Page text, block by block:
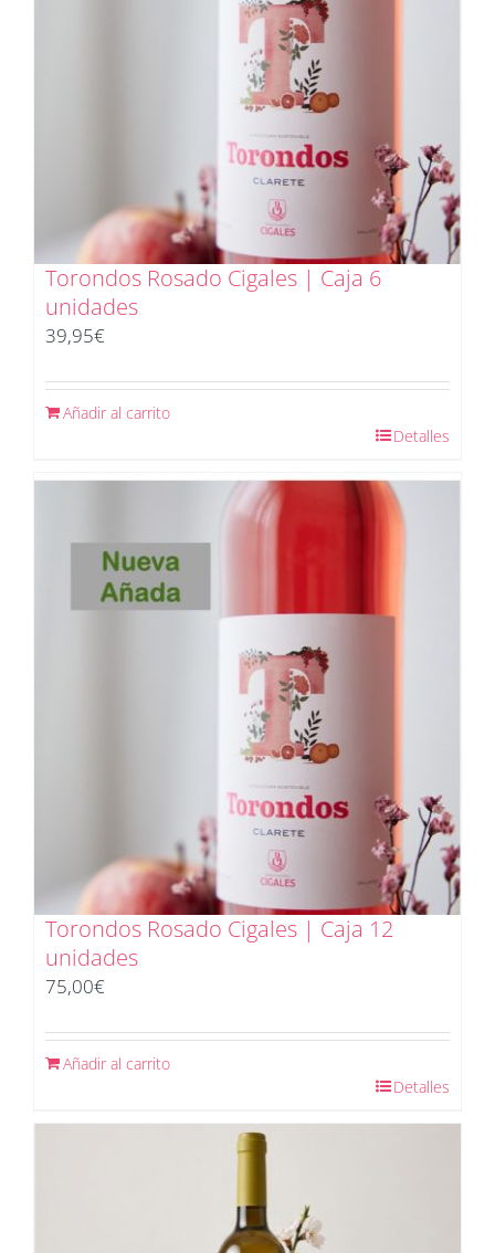
Torondos Rosado Cigales | Caja 6
unidades
39,95€
Añadir al carrito
Detalles
Torondos Rosado Cigales | Caja 12
unidades
75,00€
Añadir al carrito
Detalles